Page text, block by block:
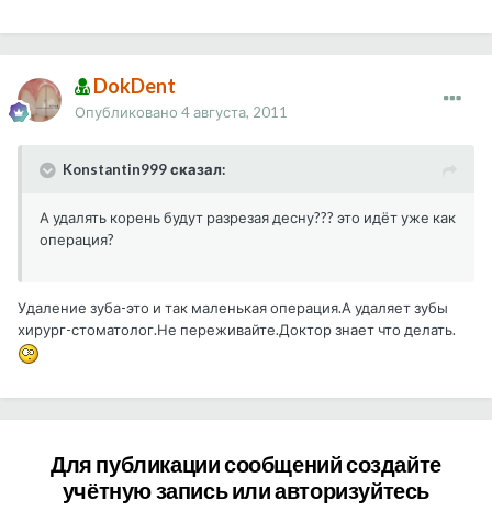
DokDent
Опубликовано 4 августа, 2011
Konstantin999 сказал:
А удалять корень будут разрезая десну??? это идёт уже как
операция?
Удаление зуба-это и так маленькая операция.А удаляет зубы
хирург-стоматолог.Не переживайте.Доктор знает что делать.
Для публикации сообщений создайте
учётную запись или авторизуйтесь